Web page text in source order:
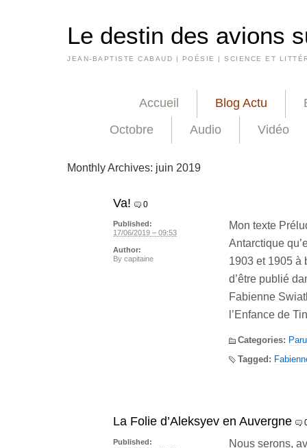
Le destin des avions
JEAN-BAPTISTE CABAUD | POÉSIE | SCIENCE ET
Accueil Blog Actu
Octobre
Audio Vidéo
Monthly Archives: juin 2019
Va! 0
Mon texte
Antarctique
1903 et 1905 à
d’être publié
Fabienne
l’Enfance de
Categories:
Tagged:
Published:
17/06/2019 – 09:53
Author:
By capitaine
La Folie d’Aleksyev en Auvergne
Nous serons,
Published: